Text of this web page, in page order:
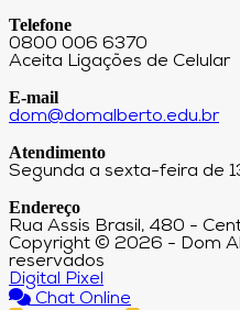
Telefone
0800 006 6370
Aceita Ligações de Celular
E-mail
dom@domalberto.edu.br
Atendimento
Segunda a sexta-feira de
Endereço
Rua Assis Brasil, 480 -
Copyright © 2026 - Dom
reservados
Digital Pixel
Chat Online